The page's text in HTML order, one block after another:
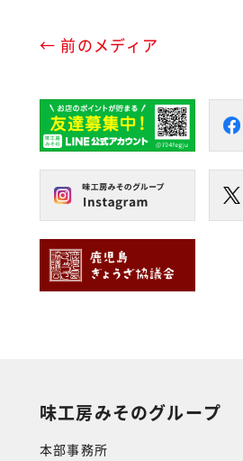
← 前のメディア
味工房みそのグループ
本部事務所